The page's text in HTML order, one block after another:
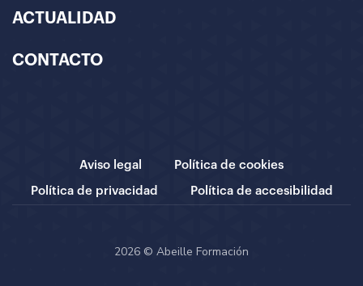
ACTUALIDAD
CONTACTO
Aviso legal Política de cookies
Política de privacidad Política de accesibilidad
2026 © Abeille Formación